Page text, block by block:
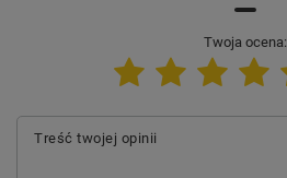
Twoja ocena:
Treść twojej opinii